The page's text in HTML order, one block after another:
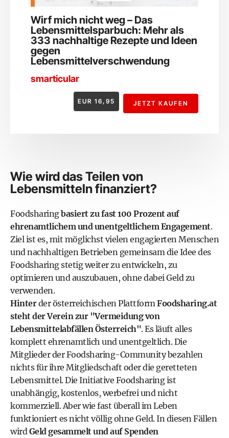
Wirf mich nicht weg – Das
Lebensmittelsparbuch: Mehr als
333 nachhaltige Rezepte und Ideen
gegen
Lebensmittelverschwendung
smarticular
EUR 16,95 JETZT KAUFEN
Wie wird das Teilen von
Lebensmitteln finanziert?
Foodsharingbasiert zu fast 100 Prozent auf
ehrenamtlichem und unentgeltlichem Engagement.
Ziel ist es, mit möglichst vielen engagierten Menschen
und nachhaltigen Betrieben gemeinsam die Idee des
Foodsharing stetig weiter zu entwickeln, zu
optimieren und auszubauen, ohne dabei Geld zu
verwenden.
Hinterder österreichischen Plattform Foodsharing.at
steht derVerein zur "Vermeidung von
Lebensmittelabfällen Österreich". Es läuft alles
komplett ehrenamtlich und unentgeltlich. Die
Mitglieder der Foodsharing-Community bezahlen
nichts für ihre Mitgliedschaft oder die geretteten
Lebensmittel. Die Initiative Foodsharing ist
unabhängig, kostenlos, werbefrei und nicht
kommerziell. Aber wie fast überall im Leben
funktioniert es nicht völlig ohne Geld. In diesen Fällen
wird Geld gesammelt und auf Spenden